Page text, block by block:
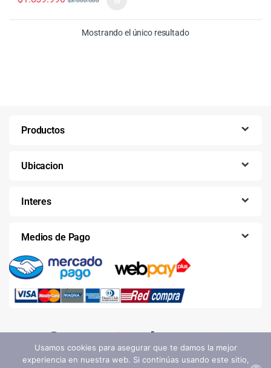
Mostrando el único resultado
Productos
Ubicacion
Interes
Medios de Pago
Usamos cookies para asegurar que te damos la mejor
experiencia en nuestra web. Si continúas usando este sitio,